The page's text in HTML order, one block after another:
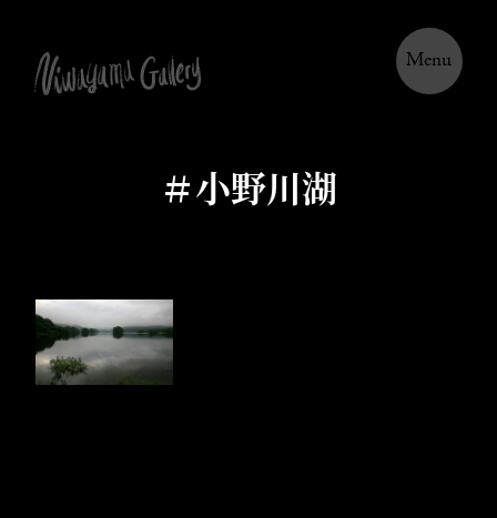
Menu
＃小野川湖